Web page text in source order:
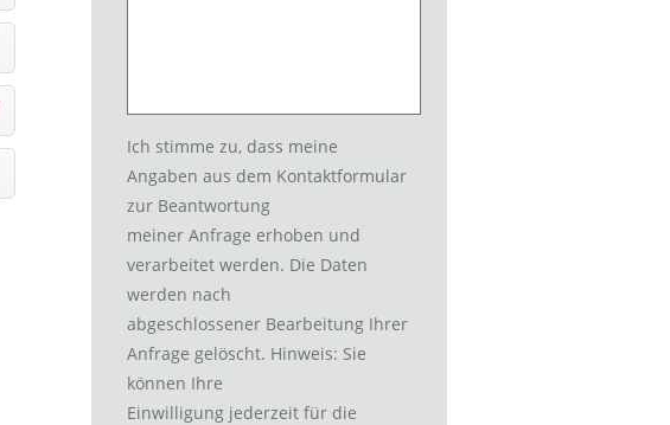
Ich stimme zu, dass meine
Angaben aus dem Kontaktformular
zur Beantwortung
meiner Anfrage erhoben und
verarbeitet werden. Die Daten
werden nach
abgeschlossener Bearbeitung Ihrer
Anfrage gelöscht. Hinweis: Sie
können Ihre
Einwilligung jederzeit für die